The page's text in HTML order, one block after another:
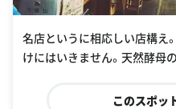
名店というに相応しい店構え
けにはいきません。天然酵母
このスポッ